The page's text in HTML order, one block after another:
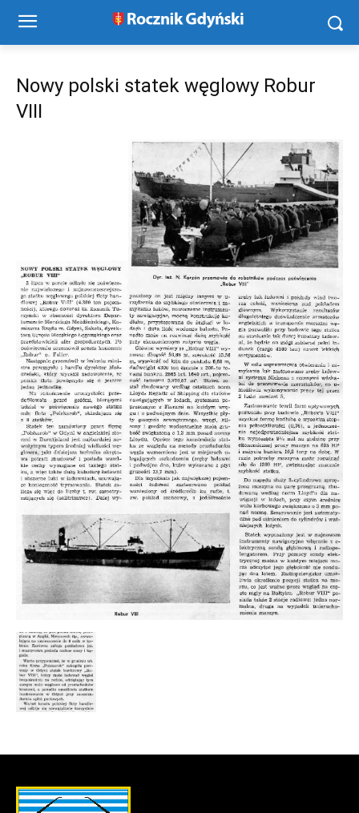
Nowy polski statek węglowy Robur
VIII